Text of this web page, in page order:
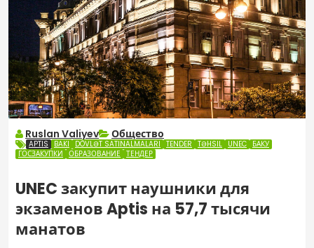
Ruslan Valiyev Общество
APTIS BAKI DÖVLƏT SATINALMALARI TENDER TƏHSIL UNEC БАКУ
ГОСЗАКУПКИ ОБРАЗОВАНИЕ ТЕНДЕР
UNEC закупит наушники для
экзаменов Aptis на 57,7 тысячи
манатов